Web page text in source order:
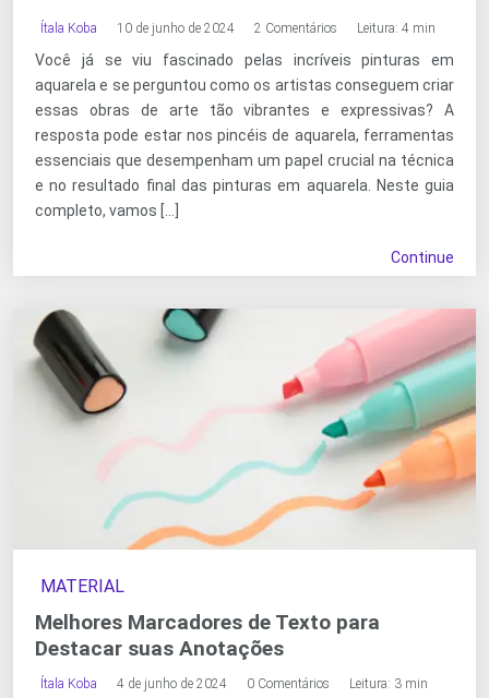
Ítala Koba 10 de junho de 2024 2 Comentários Leitura: 4 min
Você já se viu fascinado pelas incríveis pinturas em
aquarela e se perguntou como os artistas conseguem criar
essas obras de arte tão vibrantes e expressivas? A
resposta pode estar nos pincéis de aquarela, ferramentas
essenciais que desempenham um papel crucial na técnica
e no resultado final das pinturas em aquarela. Neste guia
completo, vamos […]
Continue
MATERIAL
Melhores Marcadores de Texto para
Destacar suas Anotações
Ítala Koba 4 de junho de 2024 0 Comentários Leitura: 3 min